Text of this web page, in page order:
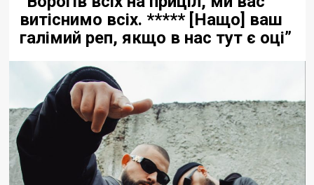
витіснимо всіх. ***** [Нащо] ваш
галімий реп, якщо в нас тут є оці”